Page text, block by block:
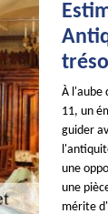
À l'aube
11, un
guider
une
une
mérite